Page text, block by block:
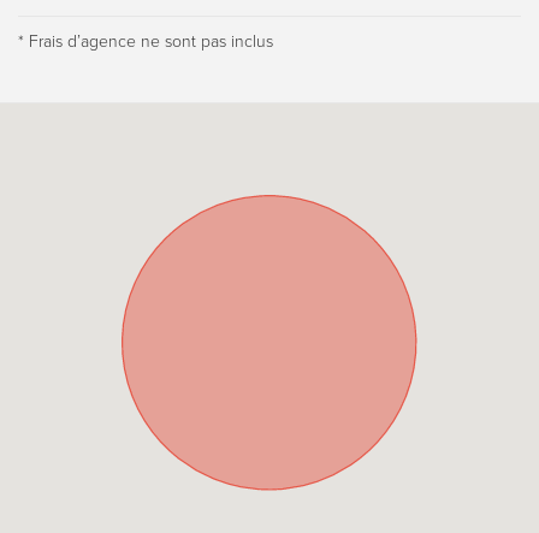
* Frais dʼagence ne sont pas inclus